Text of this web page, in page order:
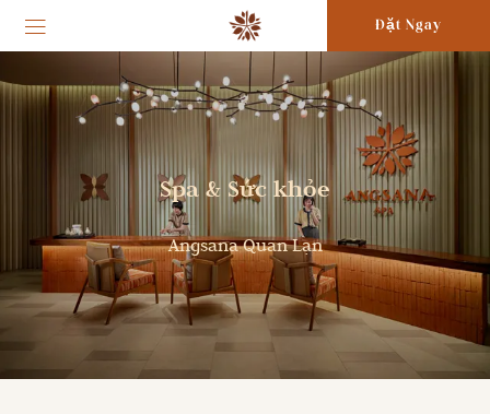
Đặt Ngay
Spa & Sức khỏe
Angsana Quan Lạn